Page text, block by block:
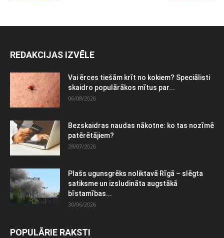
REDAKCIJAS IZVĒLE
Vai ērces tiešām krīt no kokiem? Speciālisti
skaidro populārākos mītus par...
06/08/2026
Bezskaidras naudas nākotne: ko tas nozīmē
patērētājiem?
28/07/2026
Plašs ugunsgrēks noliktavā Rīgā – slēgta
satiksme un izsludināta augstākā
bīstamības...
30/06/2026
POPULĀRIE RAKSTI